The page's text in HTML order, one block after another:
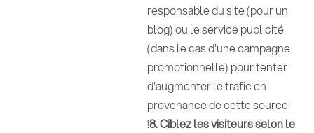
responsable du site (pour un
blog) ou le service publicité
(dans le cas d'une campagne
promotionnelle) pour tenter
d'augmenter le trafic en
provenance de cette source
!8. Ciblez les visiteurs selon le